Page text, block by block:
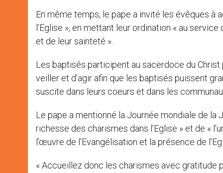
En même temps, le pape a invité les évêques à
l’Eglise », en mettant leur ordination « au
et de leur sainteté ».
Les baptisés participent au sacerdoce du
veiller et d’agir afin que les baptisés puissent
suscite dans leurs coeurs et dans les
Le pape a mentionné la Journée mondiale de
richesse des charismes dans l’Eglise » et de «
l’œuvre de l’Evangélisation et la présence de
« Accueillez donc les charismes avec gratitude